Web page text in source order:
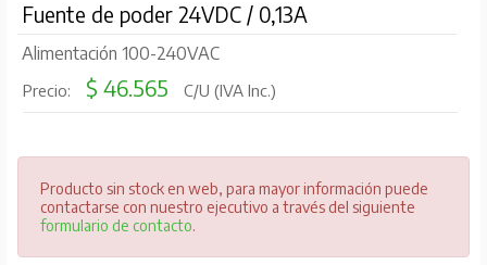
Fuente de poder 24VDC / 0,13A
Alimentación 100-240VAC
Precio: $ 46.565 C/U (IVA Inc.)
Producto sin stock en web, para mayor información puede
contactarse con nuestro ejecutivo a través del siguiente
formulario de contacto.